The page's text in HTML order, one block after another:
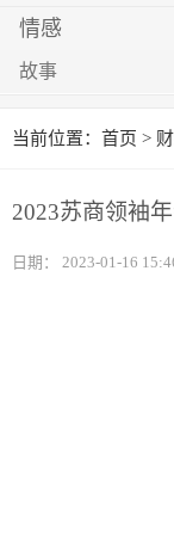
情感
故事
当前位置： 首页 >
2023苏商领袖
日期： 2023-01-16